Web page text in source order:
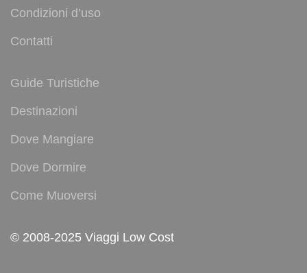
Condizioni d’uso
Contatti
Guide Turistiche
Destinazioni
Dove Mangiare
Dove Dormire
Come Muoversi
© 2008-2025 Viaggi Low Cost